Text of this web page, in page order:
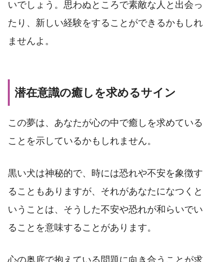
いでしょう。思わぬところで素敵な人と出会っ
たり、新しい経験をすることができるかもしれ
ませんよ。
潜在意識の癒しを求めるサイン
この夢は、あなたが心の中で癒しを求めている
ことを示しているかもしれません。
黒い犬は神秘的で、時には恐れや不安を象徴す
ることもありますが、それがあなたになつくと
いうことは、そうした不安や恐れが和らいでい
ることを意味することがあります。
心の奥底で抱えている問題に向き合うことが求